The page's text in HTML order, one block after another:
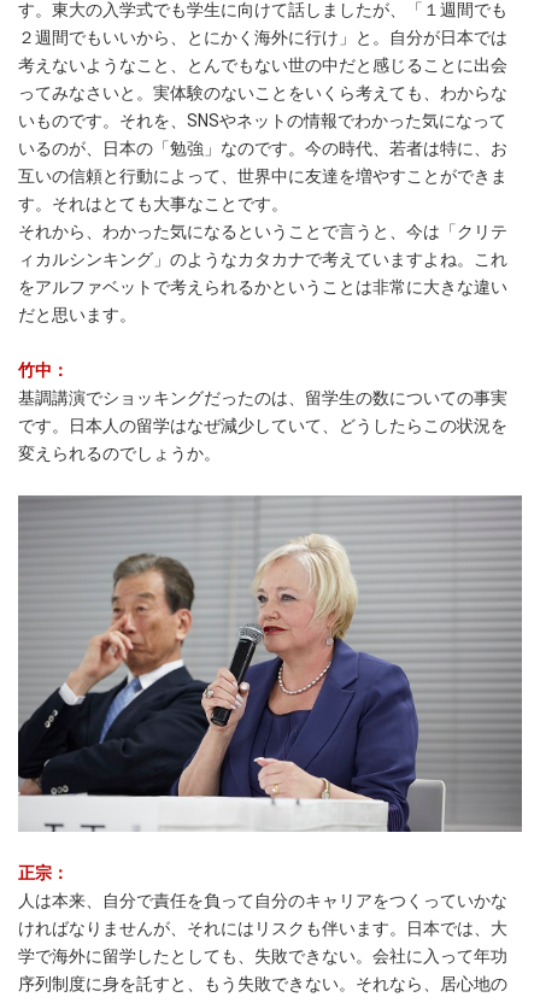
す。東大の入学式でも学生に向けて話しましたが、「１週間でも
２週間でもいいから、とにかく海外に行け」と。自分が日本では
考えないようなこと、とんでもない世の中だと感じることに出会
ってみなさいと。実体験のないことをいくら考えても、わからな
いものです。それを、SNSやネットの情報でわかった気になって
いるのが、日本の「勉強」なのです。今の時代、若者は特に、お
互いの信頼と行動によって、世界中に友達を増やすことができま
す。それはとても大事なことです。
それから、わかった気になるということで言うと、今は「クリテ
ィカルシンキング」のようなカタカナで考えていますよね。これ
をアルファベットで考えられるかということは非常に大きな違い
だと思います。
竹中：
基調講演でショッキングだったのは、留学生の数についての事実
です。日本人の留学はなぜ減少していて、どうしたらこの状況を
変えられるのでしょうか。
正宗：
人は本来、自分で責任を負って自分のキャリアをつくっていかな
ければなりませんが、それにはリスクも伴います。日本では、大
学で海外に留学したとしても、失敗できない。会社に入って年功
序列制度に身を託すと、もう失敗できない。それなら、居心地の